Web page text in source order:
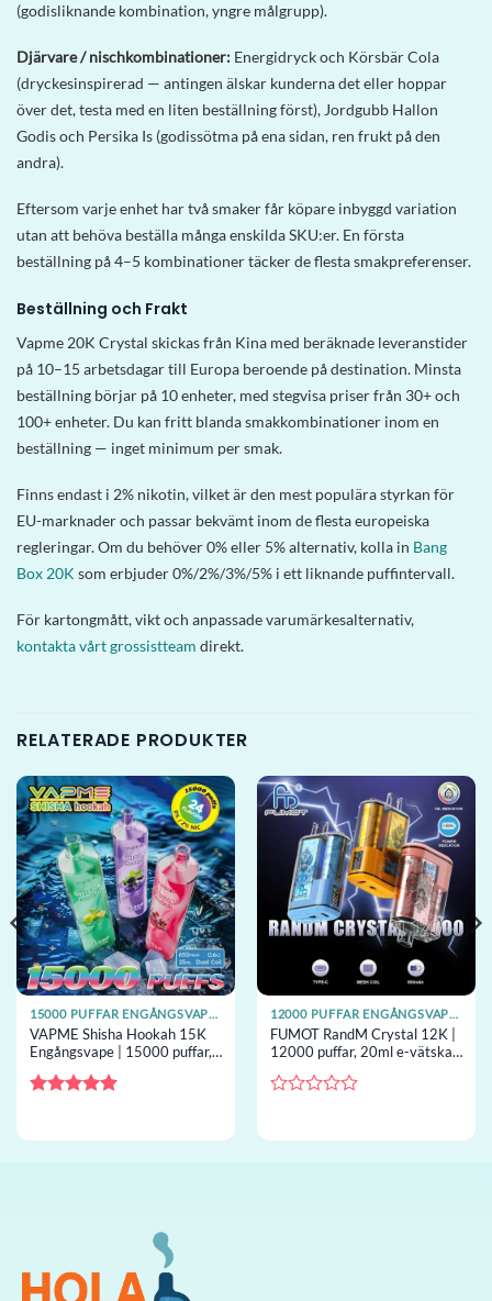
(godisliknande kombination, yngre målgrupp).
Djärvare / nischkombinationer: Energidryck och Körsbär Cola
(dryckesinspirerad — antingen älskar kunderna det eller hoppar
över det, testa med en liten beställning först), Jordgubb Hallon
Godis och Persika Is (godissötma på ena sidan, ren frukt på den
andra).
Eftersom varje enhet har två smaker får köpare inbyggd variation
utan att behöva beställa många enskilda SKU:er. En första
beställning på 4–5 kombinationer täcker de flesta smakpreferenser.
Beställning och Frakt
Vapme 20K Crystal skickas från Kina med beräknade leveranstider
på 10–15 arbetsdagar till Europa beroende på destination. Minsta
beställning börjar på 10 enheter, med stegvisa priser från 30+ och
100+ enheter. Du kan fritt blanda smakkombinationer inom en
beställning — inget minimum per smak.
Finns endast i 2% nikotin, vilket är den mest populära styrkan för
EU-marknader och passar bekvämt inom de flesta europeiska
regleringar. Om du behöver 0% eller 5% alternativ, kolla in Bang
Box 20K som erbjuder 0%/2%/3%/5% i ett liknande puffintervall.
För kartongmått, vikt och anpassade varumärkesalternativ,
kontakta vårt grossistteam direkt.
RELATERADE PRODUKTER
15000 PUFFAR ENGÅNGSVAPES
VAPME Shisha Hookah 15K
Engångsvape | 15000 puffar,
shisha airflow, engångsvape
grossist
12000 PUFFAR ENGÅNGSVAPES
FUMOT RandM Crystal 12K |
12000 puffar, 20ml e-vätska,
engångsvape grossist
av